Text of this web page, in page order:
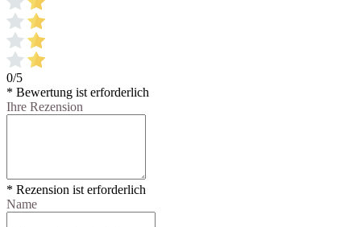
0/5
* Bewertung ist erforderlich
Ihre Rezension
* Rezension ist erforderlich
Name